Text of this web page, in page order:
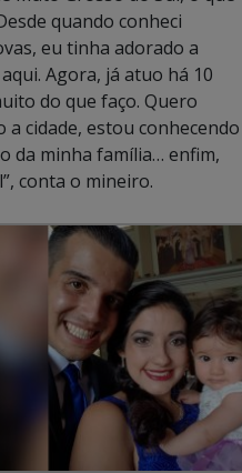
quando conheci
eu tinha adorado a
Agora, já atuo há 10
do que faço. Quero
cidade, estou conhecendo
da minha família… enfim,
conta o mineiro.